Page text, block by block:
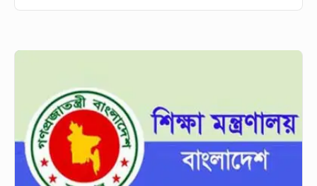
ব্রডব্যান্ড
ইন্টারনেটঃ
তথ্য
চেয়েছে
সরকার